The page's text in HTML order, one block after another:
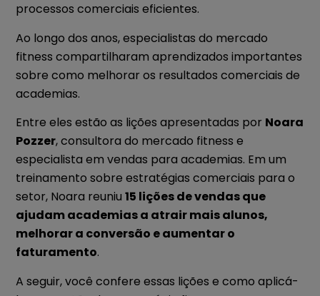
processos comerciais eficientes.
Ao longo dos anos, especialistas do mercado
fitness compartilharam aprendizados importantes
sobre como melhorar os resultados comerciais de
academias.
Entre eles estão as lições apresentadas por Noara
Pozzer, consultora do mercado fitness e
especialista em vendas para academias. Em um
treinamento sobre estratégias comerciais para o
setor, Noara reuniu15 lições de vendas que
ajudam academias a atrair mais alunos,
melhorar a conversão e aumentar o
faturamento.
A seguir, você confere essas lições e como aplicá-